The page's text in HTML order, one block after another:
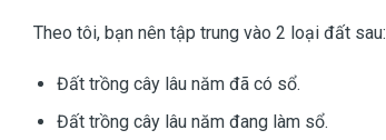
Theo tôi, bạn nên tập trung vào 2 loại đất sau:
Đất trồng cây lâu năm đã có sổ.
Đất trồng cây lâu năm đang làm sổ.